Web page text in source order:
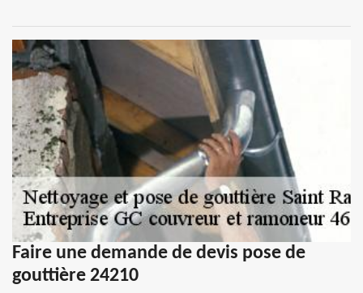
Faire une demande de devis pose de
gouttière 24210